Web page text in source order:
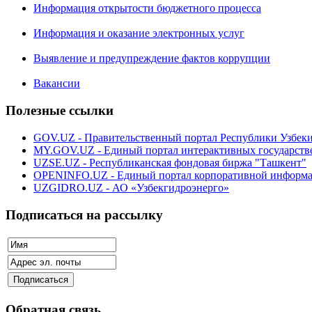
Информация открытости бюджетного процесса
Информация и оказание электронных услуг
Выявление и предупреждение фактов коррупции
Вакансии
Полезные ссылки
GOV.UZ - Правительственный портал Республики
MY.GOV.UZ - Единый портал интерактивных
UZSE.UZ - Республиканская фондовая биржа "Ташкент"
OPENINFO.UZ - Единый портал корпоративной
UZGIDRO.UZ - АО «Узбекгидроэнерго»
Подписаться на рассылку